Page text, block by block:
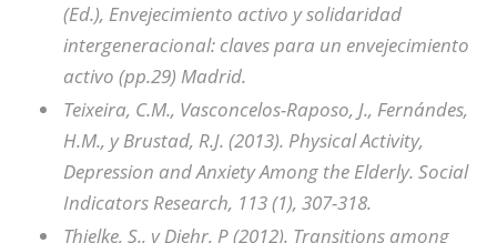
(Ed.), Envejecimiento activo y solidaridad
intergeneracional: claves para un envejecimiento
activo (pp.29) Madrid.
Teixeira, C.M., Vasconcelos-Raposo, J., Fernándes,
H.M., y Brustad, R.J. (2013). Physical Activity,
Depression and Anxiety Among the Elderly. Social
Indicators Research, 113 (1), 307-318.
Thielke, S., y Diehr, P (2012). Transitions among